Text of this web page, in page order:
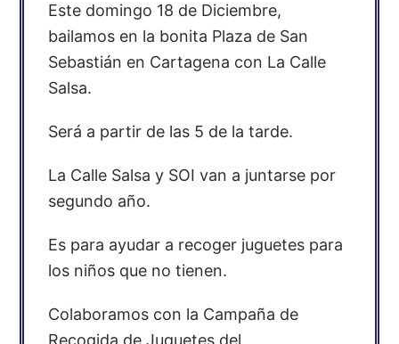
Este domingo 18 de Diciembre,
bailamos en la bonita Plaza de San
Sebastián en Cartagena con La Calle
Salsa.
Será a partir de las 5 de la tarde.
La Calle Salsa y SOI van a juntarse por
segundo año.
Es para ayudar a recoger juguetes para
los niños que no tienen.
Colaboramos con la Campaña de